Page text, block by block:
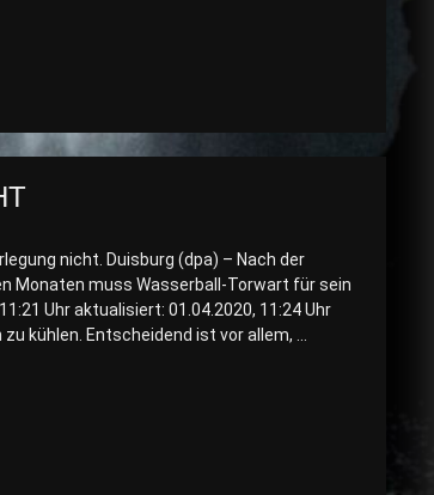
nicht. Duisburg (dpa) – Nach der
Monaten muss Wasserball-Torwart für sein
Uhr aktualisiert: 01.04.2020, 11:24 Uhr
kühlen. Entscheidend ist vor allem, …